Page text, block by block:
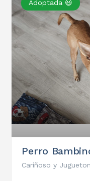
Adoptada 😃
Perro
Cariñoso y Jugueton